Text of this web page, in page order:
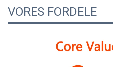
VORES FORDELE